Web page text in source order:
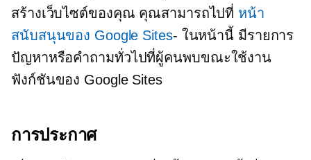
สร้างเว็บไซต์ของคุณ คุณสามารถไปที่ หน้า
สนับสนุนของ Google Sites- ในหน้านี้ มีรายการ
ปัญหาหรือคำถามทั่วไปที่ผู้คนพบขณะใช้งาน
ฟังก์ชันของ Google Sites
การประกาศ